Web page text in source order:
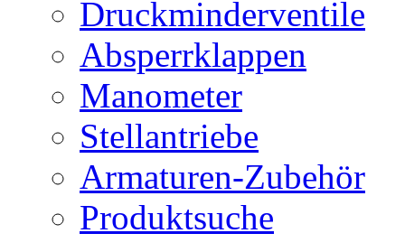
Druckminderventile
Absperrklappen
Manometer
Stellantriebe
Armaturen-Zubehör
Produktsuche